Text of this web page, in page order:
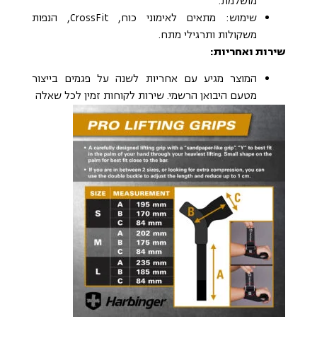
שימוש: מתאים לאימוני כוח, CrossFit, הנפות
משקולות ותרגילי מתח.
שירות ואחריות:
המוצר מגיע עם אחריות לשנה על פגמים בייצור
מטעם היבואן הרשמי. שירות לקוחות זמין לכל שאלה